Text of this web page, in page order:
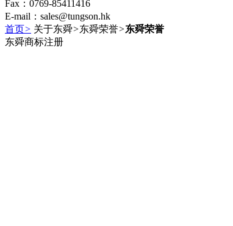
Fax：0769-85411416
E-mail：sales@tungson.hk
首页> 关于东舜>东舜荣誉>东舜荣誉
东舜商标注册